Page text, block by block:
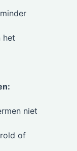
het
niet
of